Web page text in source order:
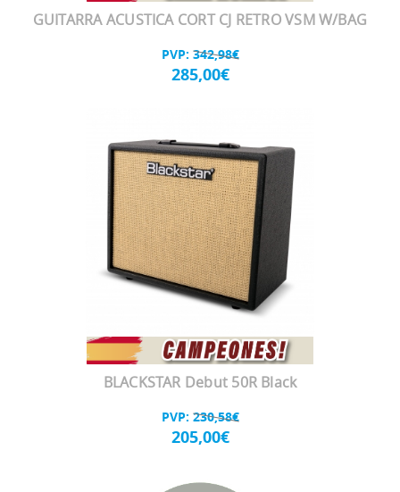
GUITARRA ACUSTICA CORT CJ RETRO VSM W/BAG
PVP: 342,98€
285,00€
BLACKSTAR Debut 50R Black
PVP: 230,58€
205,00€